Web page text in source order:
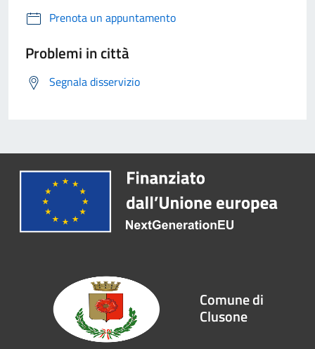
Prenota un appuntamento
Problemi in città
Segnala disservizio
Comune di
Clusone